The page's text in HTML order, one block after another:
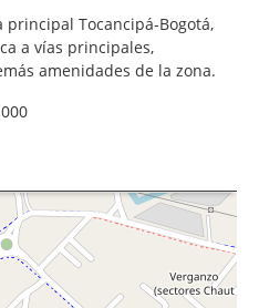
Tocancipá-Bogotá,
a vías principales,
amenidades de la zona.